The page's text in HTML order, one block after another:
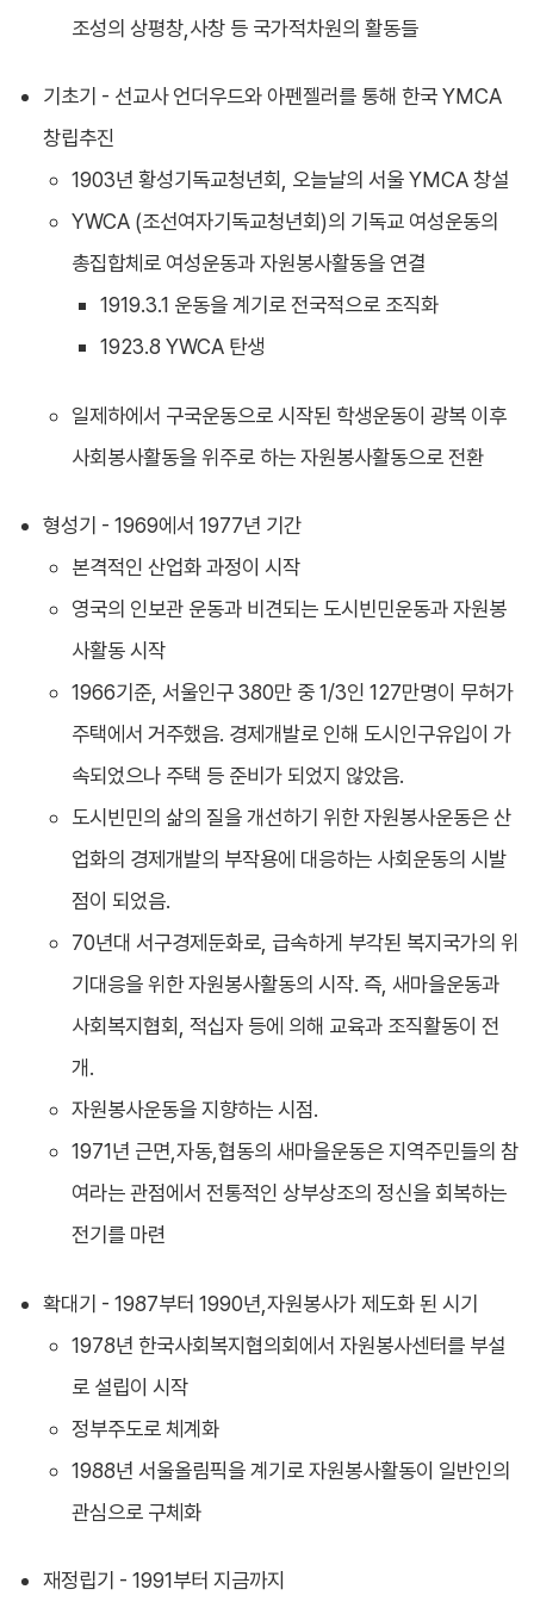
조성의 상평창,사창 등 국가적차원의 활동들
기초기 - 선교사 언더우드와 아펜젤러를 통해 한국 YMCA
창립추진
1903년 황성기독교청년회, 오늘날의 서울 YMCA 창설
YWCA (조선여자기독교청년회)의 기독교 여성운동의
총집합체로 여성운동과 자원봉사활동을 연결
1919.3.1 운동을 계기로 전국적으로 조직화
1923.8 YWCA 탄생
일제하에서 구국운동으로 시작된 학생운동이 광복 이후
사회봉사활동을 위주로 하는 자원봉사활동으로 전환
형성기 - 1969에서 1977년 기간
본격적인 산업화 과정이 시작
영국의 인보관 운동과 비견되는 도시빈민운동과 자원봉
사활동 시작
1966기준, 서울인구 380만 중 1/3인 127만명이 무허가
주택에서 거주했음. 경제개발로 인해 도시인구유입이 가
속되었으나 주택 등 준비가 되었지 않았음.
도시빈민의 삶의 질을 개선하기 위한 자원봉사운동은 산
업화의 경제개발의 부작용에 대응하는 사회운동의 시발
점이 되었음.
70년대 서구경제둔화로, 급속하게 부각된 복지국가의 위
기대응을 위한 자원봉사활동의 시작. 즉, 새마을운동과
사회복지협회, 적십자 등에 의해 교육과 조직활동이 전
개.
자원봉사운동을 지향하는 시점.
1971년 근면,자동,협동의 새마을운동은 지역주민들의 참
여라는 관점에서 전통적인 상부상조의 정신을 회복하는
전기를 마련
확대기 - 1987부터 1990년,자원봉사가 제도화 된 시기
1978년 한국사회복지협의회에서 자원봉사센터를 부설
로 설립이 시작
정부주도로 체계화
1988년 서울올림픽을 계기로 자원봉사활동이 일반인의
관심으로 구체화
재정립기 - 1991부터 지금까지